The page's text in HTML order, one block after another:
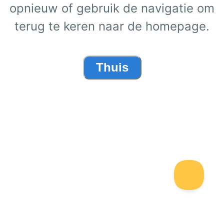
opnieuw of gebruik de navigatie om
terug te keren naar de homepage.
Thuis